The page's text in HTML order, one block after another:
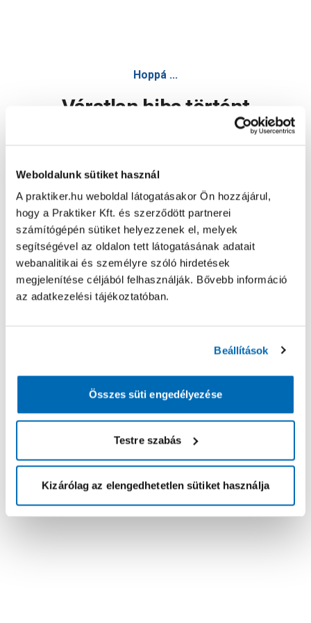
Weboldalunk sütiket használ
A praktiker.hu weboldal látogatásakor Ön hozzájárul,
hogy a Praktiker Kft. és szerződött partnerei
számítógépén sütiket helyezzenek el, melyek
segítségével az oldalon tett látogatásának adatait
webanalitikai és személyre szóló hirdetések
megjelenítése céljából felhasználják. Bővebb információ
az adatkezelési tájékoztatóban.
Beállítások
Összes süti engedélyezése
Testre szabás
Kizárólag az elengedhetetlen sütiket használja
Hoppá ...
Váratlan hiba történt
Oldal újratöltése